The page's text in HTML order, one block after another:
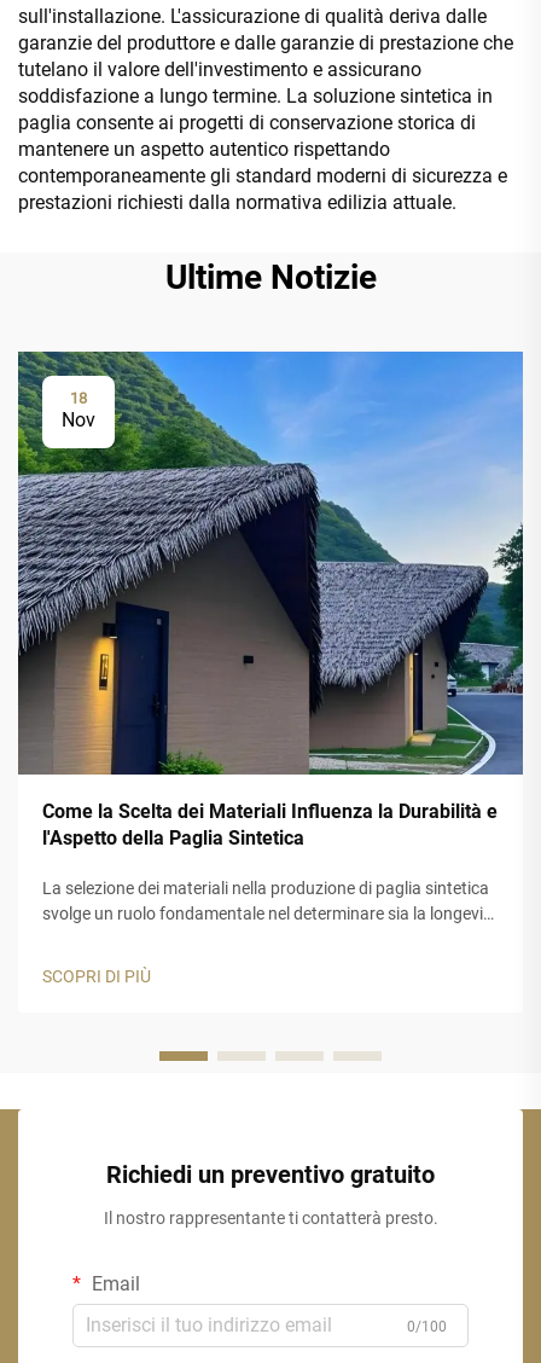
sull'installazione. L'assicurazione di qualità deriva dalle
garanzie del produttore e dalle garanzie di prestazione che
tutelano il valore dell'investimento e assicurano
soddisfazione a lungo termine. La soluzione sintetica in
paglia consente ai progetti di conservazione storica di
mantenere un aspetto autentico rispettando
contemporaneamente gli standard moderni di sicurezza e
prestazioni richiesti dalla normativa edilizia attuale.
Ultime Notizie
18
Nov
Come la Scelta dei Materiali Influenza la Durabilità e
l'Aspetto della Paglia Sintetica
La selezione dei materiali nella produzione di paglia sintetica
svolge un ruolo fondamentale nel determinare sia la longevità
in paglia sintetica hanno rivoluzionato il settore edile
SCOPRI DI PIÙ
Richiedi un preventivo gratuito
Il nostro rappresentante ti contatterà presto.
Email
0/100